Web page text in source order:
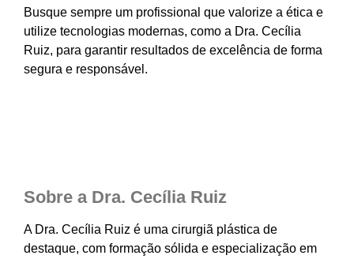
Busque sempre um profissional que valorize a ética e
utilize tecnologias modernas, como a Dra. Cecília
Ruiz, para garantir resultados de excelência de forma
segura e responsável.
Sobre a Dra. Cecília Ruiz
A Dra. Cecília Ruiz é uma cirurgiã plástica de
destaque, com formação sólida e especialização em